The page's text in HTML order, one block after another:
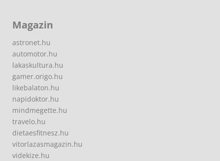
Magazin
astronet.hu
automotor.hu
lakaskultura.hu
gamer.origo.hu
likebalaton.hu
napidoktor.hu
mindmegette.hu
travelo.hu
dietaesfitnesz.hu
vitorlazasmagazin.hu
videkize.hu